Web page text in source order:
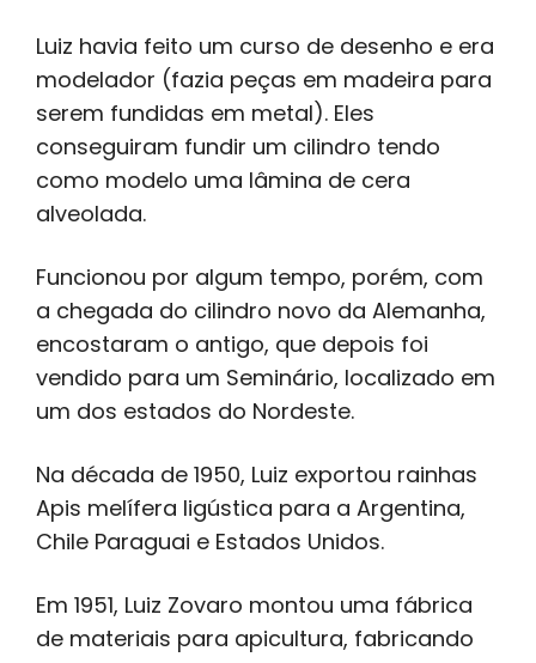
Luiz havia feito um curso de desenho e era
modelador (fazia peças em madeira para
serem fundidas em metal). Eles
conseguiram fundir um cilindro tendo
como modelo uma lâmina de cera
alveolada.
Funcionou por algum tempo, porém, com
a chegada do cilindro novo da Alemanha,
encostaram o antigo, que depois foi
vendido para um Seminário, localizado em
um dos estados do Nordeste.
Na década de 1950, Luiz exportou rainhas
Apis melífera ligústica para a Argentina,
Chile Paraguai e Estados Unidos.
Em 1951, Luiz Zovaro montou uma fábrica
de materiais para apicultura, fabricando